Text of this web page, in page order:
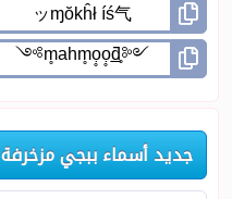
جديد أسماء ببجي مزخرفة